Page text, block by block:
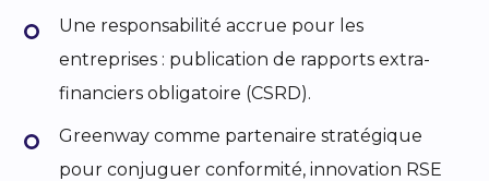
Une responsabilité accrue pour les
entreprises : publication de rapports extra-
financiers obligatoire (CSRD).
Greenway comme partenaire stratégique
pour conjuguer conformité, innovation RSE